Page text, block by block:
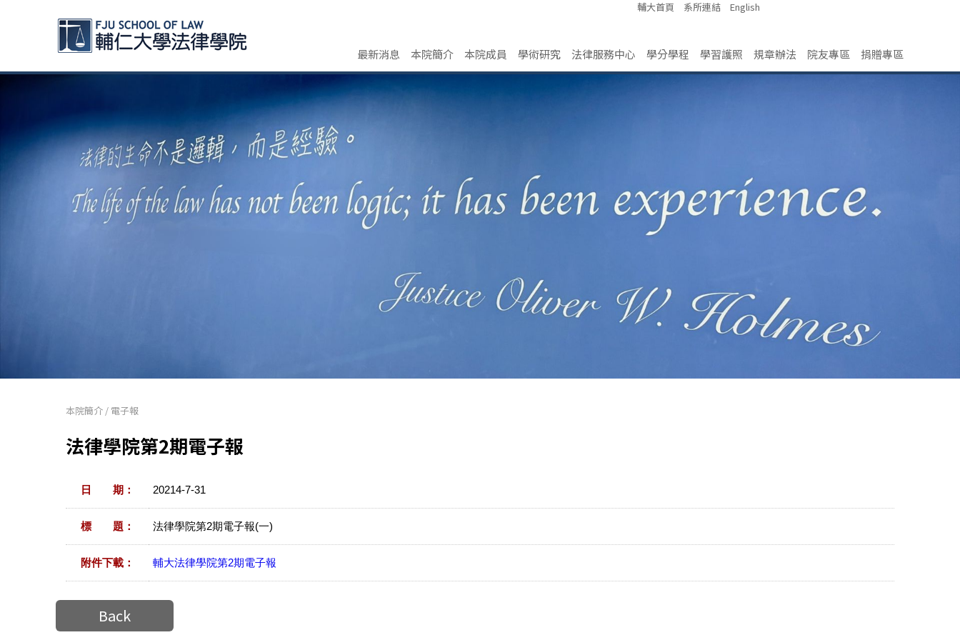
最新消息 本院簡介 本院成員 學術研究 法律服務中心 學分學程 學習護照 規章辦法 院友專區 捐贈專區
輔大首頁 系所連結 English
本院簡介 / 電子報
法律學院第2期電子報
日 期： 20214-7-31
標 題： 法律學院第2期電子報(一)
附件下載： 輔大法律學院第2期電子報
Back